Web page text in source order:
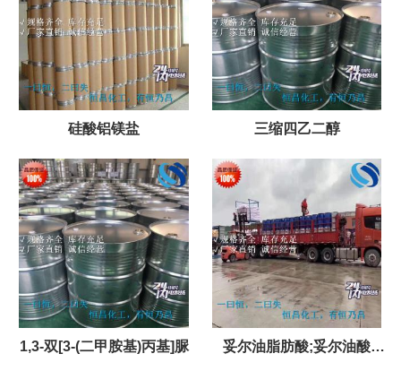
硅酸铝镁盐 三缩四乙二醇
1,3-双[3-(二甲胺基)丙基]脲 妥尔油脂肪酸;妥尔油酸